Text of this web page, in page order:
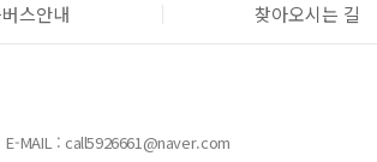
스안내 찾아오시는 길
E-MAIL : call5926661@naver.com